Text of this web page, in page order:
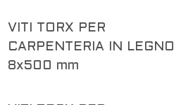
VITI TORX PER
CARPENTERIA IN LEGNO
8x500 mm